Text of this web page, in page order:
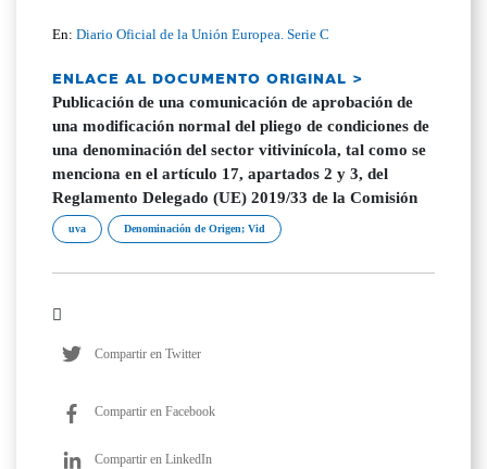
En:Diario Oficial de la Unión Europea. Serie C
ENLACE AL DOCUMENTO ORIGINAL >
Publicación de una comunicación de aprobación de
una modificación normal del pliego de condiciones de
una denominación del sector vitivinícola, tal como se
menciona en el artículo 17, apartados 2 y 3, del
Reglamento Delegado (UE) 2019/33 de la Comisión
uva Denominación de Origen; Vid
Compartir en Twitter
Compartir en Facebook
Compartir en LinkedIn